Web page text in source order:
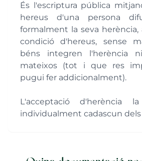
És l'escriptura pública
hereus d'una persona
formalment la seva herència,
condició d'hereus, sense
béns integren l'herència
mateixos (tot i que res
pugui fer addicionalment).
L'acceptació d'herència
individualment cadascun dels